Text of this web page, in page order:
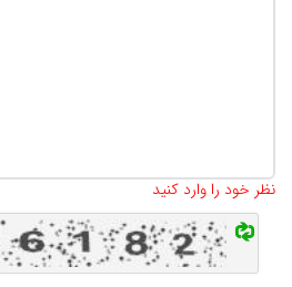
نظر خود را وارد کنید